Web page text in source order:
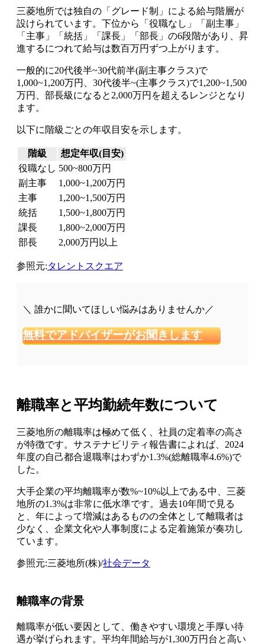
三菱地所では独自の「グレード制」による給与階層が
設けられています。下位から「役職なし」「副主事」
「主事」「統括」「課長」「部長」の6段階があり、昇
進するにつれて給与は数百万円ずつ上がります。
一般的に20代後半~30代前半(副主事クラス)で
1,000~1,200万円、30代後半~(主事クラス)で1,200~1,500
万円、部長級になると2,000万円を超えるレンジとなり
ます。
以下に階級ごとの年収目安を示します。
階級
想定年収(目安)
役職なし 500~800万円
副主事
1,000~1,200万円
主事
1,200~1,500万円
統括
1,500~1,800万円
課長
1,800~2,000万円
部長
2,000万円以上
参照元:タレントスクエア
＼ 誰かに聞いてほしい悩みはありませんか／
無料でアドバイザーがお聞きします
離職率と平均勤続年数について
三菱地所の離職率は極めて低く、社員の定着率の高さ
が特徴です。サステナビリティ報告書によれば、2024
年度の自己都合退職率はわずか1.3%(総離職率4.6%)で
した。
大手企業の平均離職率が数%~10%以上である中、三菱
地所の1.3%は非常に低水準です。過去10年間で見る
と、年によって増減はあるものの全体として離職者は
少なく、企業文化や人事制度による定着施策が奏功し
ています。
参照元:三菱地所(株)/社会データ
離職率の背景
離職率が低い要因として、働きやすい環境と手厚い待
遇が挙げられます。平均年間給与が1,300万円台と高い